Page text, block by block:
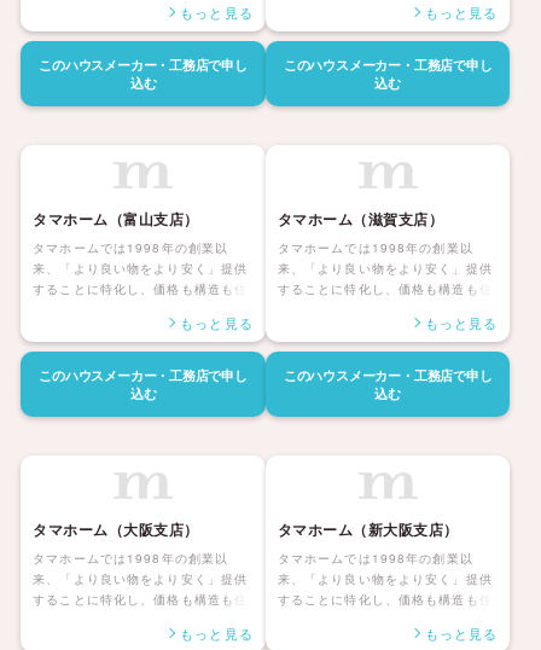
る「大安心の家シリーズ」を展開し
ています。災害にも強く家族みんな
が健康で安心して暮らせる家、アフ
ターサポートも自社社員にて対応し
フ、ハッピーホーム」を展開してい
もっと見る
このハウスメーカー・工務店で申し
込む
る「大安心の家シリーズ」を展開し
ています。災害にも強く家族みんな
が健康で安心して暮らせる家、アフ
ターサポートも自社社員にて対応し
フ、ハッピーホーム」を展開してい
もっと見る
このハウスメーカー・工務店で申し
込む
タマホーム（富山支店）
タマホームでは1998年の創業以
来、「より良い物をより安く」提供
することに特化し、価格も構造も住
る「大安心の家シリーズ」を展開し
ています。災害にも強く家族みんな
が健康で安心して暮らせる家、アフ
ターサポートも自社社員にて対応し
フ、ハッピーホーム」を展開してい
もっと見る
このハウスメーカー・工務店で申し
込む
タマホーム（滋賀支店）
タマホームでは1998年の創業以
来、「より良い物をより安く」提供
することに特化し、価格も構造も住
る「大安心の家シリーズ」を展開し
ています。災害にも強く家族みんな
が健康で安心して暮らせる家、アフ
ターサポートも自社社員にて対応し
フ、ハッピーホーム」を展開してい
もっと見る
このハウスメーカー・工務店で申し
込む
タマホーム（大阪支店）
タマホームでは1998年の創業以
来、「より良い物をより安く」提供
することに特化し、価格も構造も住
る「大安心の家シリーズ」を展開し
もっと見る
タマホーム（新大阪支店）
タマホームでは1998年の創業以
来、「より良い物をより安く」提供
することに特化し、価格も構造も住
る「大安心の家シリーズ」を展開し
もっと見る